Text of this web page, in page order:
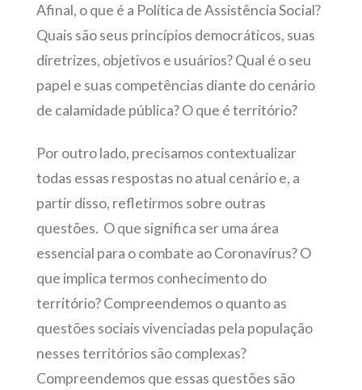
Afinal, o que é a Política de Assistência Social?
Quais são seus princípios democráticos, suas
diretrizes, objetivos e usuários? Qual é o seu
papel e suas competências diante do cenário
de calamidade pública? O que é território?
Por outro lado, precisamos contextualizar
todas essas respostas no atual cenário e, a
partir disso, refletirmos sobre outras
questões. O que significa ser uma área
essencial para o combate ao Coronavírus? O
que implica termos conhecimento do
território? Compreendemos o quanto as
questões sociais vivenciadas pela população
nesses territórios são complexas?
Compreendemos que essas questões são